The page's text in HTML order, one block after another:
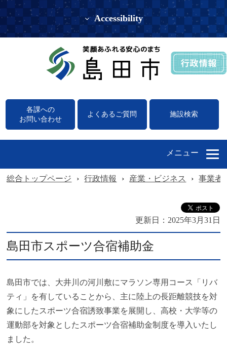
Accessibility
各課への
お問い合わせ
よくあるご質問 施設検索
メニュー
総合トップページ › 行政情報 › 産業・ビジネス › 事業者
更新日： 2025年3月31日
島田市スポーツ合宿補助金
島田市では、大井川の河川敷にマラソン専用コース「リバ
ティ」を有していることから、主に陸上の長距離競技を対
象にしたスポーツ合宿誘致事業を展開し、高校・大学等の
運動部を対象としたスポーツ合宿補助金制度を導入いたし
ました。